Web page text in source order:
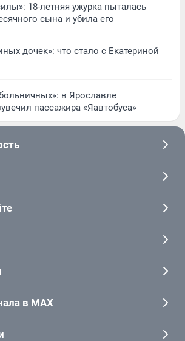
18-летняя ужурка пыталась
сына и убила его
дочек»: что стало с Екатериной
в Ярославле
пассажира «Яавтобуса»
в MAX